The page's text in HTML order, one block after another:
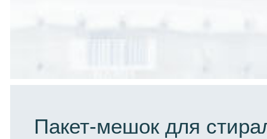
Пакет-мешок для